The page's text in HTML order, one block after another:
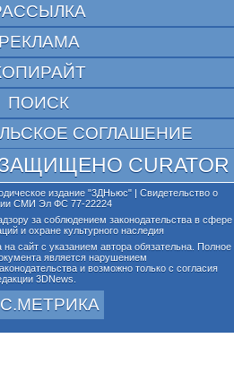
РЕКЛАМА
ПОИСК
СОГЛАШЕНИЕ
CURATOR
издание "3ДНьюс" | Свидетельство о
СМИ Эл ФС 77-22224
за соблюдением законодательства в сфере
и охране культурного наследия
сайт с указанием автора обязательна. Полное
является нарушением
и возможно только с согласия
3DNews.